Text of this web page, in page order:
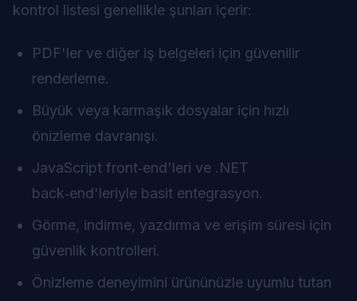
kontrol listesi genellikle şunları içerir:
PDF'ler ve diğer iş belgeleri için güvenilir
renderleme.
Büyük veya karmaşık dosyalar için hızlı
önizleme davranışı.
JavaScript front‑end'leri ve .NET
back‑end'leriyle basit entegrasyon.
Görme, indirme, yazdırma ve erişim süresi için
güvenlik kontrolleri.
Önizleme deneyimini ürününüzle uyumlu tutan